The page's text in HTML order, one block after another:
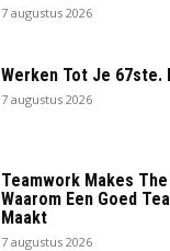
7 augustus 2026
Werken Tot Je 67ste.
7 augustus 2026
Teamwork Makes
Waarom Een Goed
Maakt
7 augustus 2026